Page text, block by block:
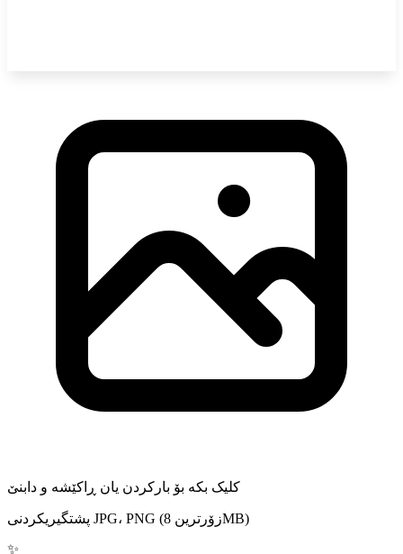
کلیک بکە بۆ بارکردن یان ڕاکێشە و دابنێ
پشتگیریکردنی JPG، PNG (زۆرترین 8MB)
✨